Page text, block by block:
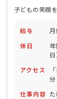
給与
休日
年間
アクセス
分 ■ マイカー・バイク・自転車通勤
仕事内容